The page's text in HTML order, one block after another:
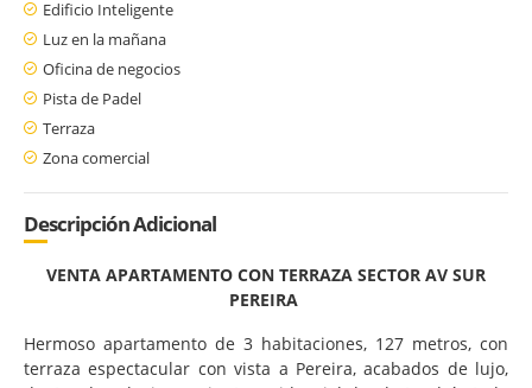
Edificio Inteligente
Luz en la mañana
Oficina de negocios
Pista de Padel
Terraza
Zona comercial
Descripción Adicional
VENTA APARTAMENTO CON TERRAZA SECTOR AV SUR
PEREIRA
Hermoso apartamento de 3 habitaciones, 127 metros, con
terraza espectacular con vista a Pereira, acabados de lujo,